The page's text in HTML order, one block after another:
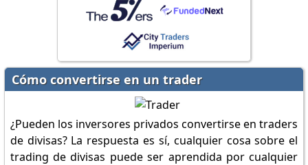
Cómo convertirse en un trader
¿Pueden los inversores privados convertirse en traders
de divisas? La respuesta es sí, cualquier cosa sobre el
trading de divisas puede ser aprendida por cualquier